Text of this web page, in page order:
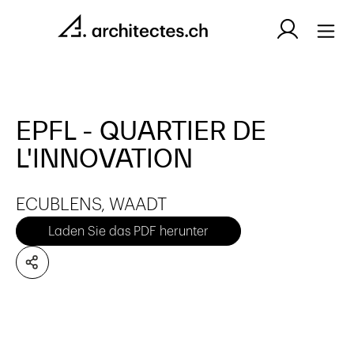
EPFL - QUARTIER DE
L'INNOVATION
ECUBLENS, WAADT
Laden Sie das PDF herunter